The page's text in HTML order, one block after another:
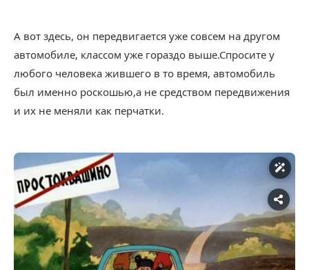
А вот здесь, он передвигается уже совсем на другом
автомобиле, классом уже гораздо выше.Спросите у
любого человека жившего в то время, автомобиль
был именно роскошью,а не средством передвижения
и их не меняли как перчатки.